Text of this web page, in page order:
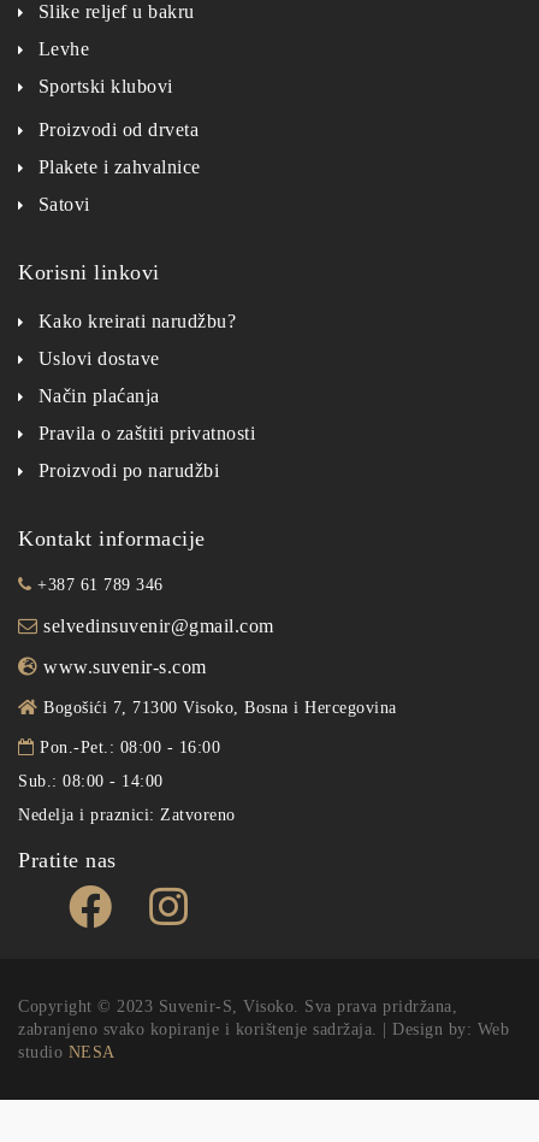
Slike reljef u bakru
Levhe
Sportski klubovi
Proizvodi od drveta
Plakete i zahvalnice
Satovi
Korisni linkovi
Kako kreirati narudžbu?
Uslovi dostave
Način plaćanja
Pravila o zaštiti privatnosti
Proizvodi po narudžbi
Kontakt informacije
+387 61 789 346
selvedinsuvenir@gmail.com
www.suvenir-s.com
Bogošići 7, 71300 Visoko, Bosna i Hercegovina
Pon.-Pet.: 08:00 - 16:00
Sub.: 08:00 - 14:00
Nedelja i praznici: Zatvoreno
Pratite nas
Copyright © 2023 Suvenir-S, Visoko. Sva prava pridržana,
zabranjeno svako kopiranje i korištenje sadržaja. | Design by: Web
studio NESA